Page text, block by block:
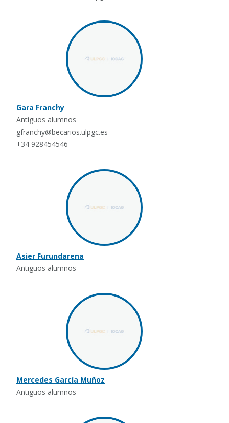
Gara Franchy
Antiguos alumnos
gfranchy@becarios.ulpgc.es
+34 928454546
Asier Furundarena
Antiguos alumnos
Mercedes García Muñoz
Antiguos alumnos